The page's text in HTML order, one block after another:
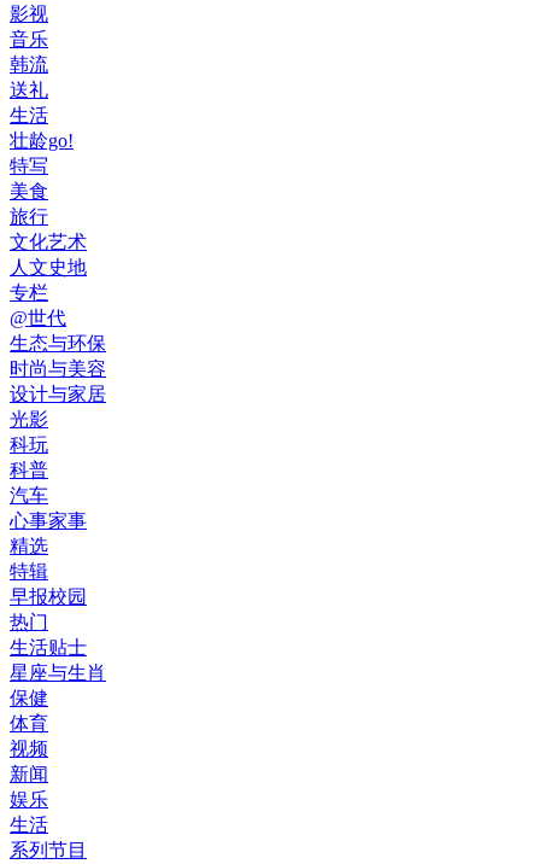
影视
音乐
韩流
送礼
生活
壮龄go!
特写
美食
旅行
文化艺术
人文史地
专栏
@世代
生态与环保
时尚与美容
设计与家居
光影
科玩
科普
汽车
心事家事
精选
特辑
早报校园
热门
生活贴士
星座与生肖
保健
体育
视频
新闻
娱乐
生活
系列节目